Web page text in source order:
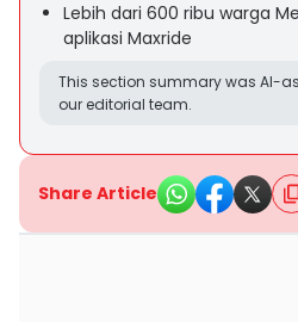
Lebih dari 600 ribu warga
aplikasi Maxride
This section summary was AI-
our editorial team.
Share Article